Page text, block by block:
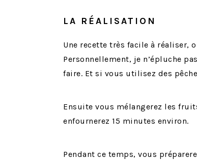
LA RÉALISATION
Une recette très facile à réaliser,
Personnellement, je n’épluche
faire. Et si vous utilisez des
Ensuite vous mélangerez les
enfournerez 15 minutes environ.
Pendant ce temps, vous